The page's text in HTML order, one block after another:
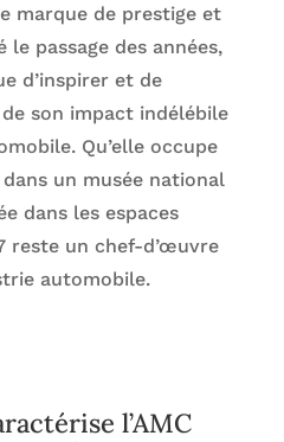
marque de prestige et
passage des années,
d’inspirer et de
son impact indélébile
Qu’elle occupe
un musée national
dans les espaces
reste un chef-d’œuvre
automobile.
l’AMC